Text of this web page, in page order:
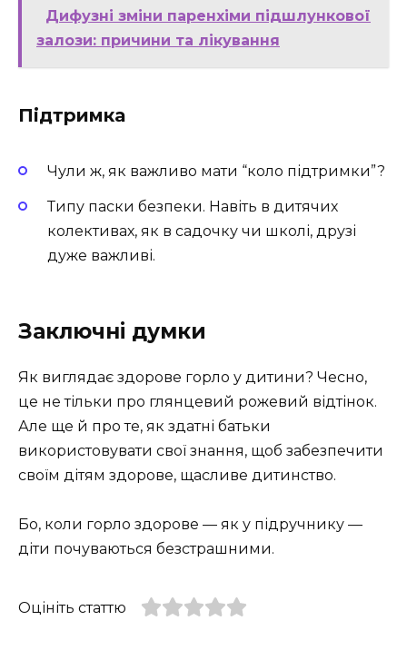
Дифузні зміни паренхіми підшлункової
залози: причини та лікування
Підтримка
Чули ж, як важливо мати “коло підтримки”?
Типу паски безпеки. Навіть в дитячих
колективах, як в садочку чи школі, друзі
дуже важливі.
Заключні думки
Як виглядає здорове горло у дитини? Чесно,
це не тільки про глянцевий рожевий відтінок.
Але ще й про те, як здатні батьки
використовувати свої знання, щоб забезпечити
своїм дітям здорове, щасливе дитинство.
Бо, коли горло здорове — як у підручнику —
діти почуваються безстрашними.
Оцініть статтю